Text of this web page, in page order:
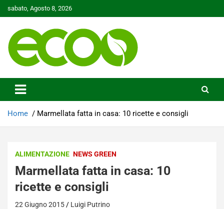
to
sabato, Agosto 8, 2026
Ecoo.it
Home Marmellata fatta in casa: 10 ricette e consigli
ALIMENTAZIONE NEWS GREEN
Marmellata fatta in casa: 10
ricette e consigli
22 Giugno 2015 Luigi Putrino